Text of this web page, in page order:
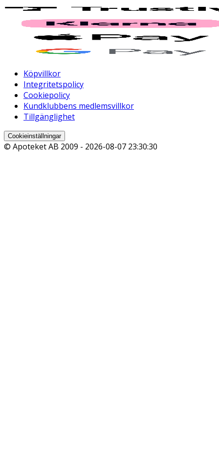
Köpvillkor
Integritetspolicy
Cookiepolicy
Kundklubbens medlemsvillkor
Tillgänglighet
Cookieinställningar
© Apoteket AB 2009 - 2026-08-07 23:30:30